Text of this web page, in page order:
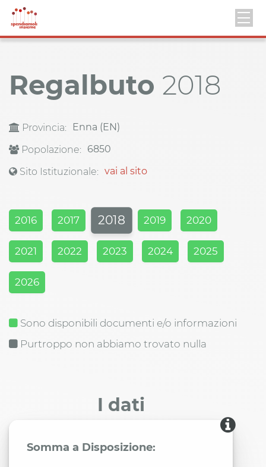
Regalbuto 2018
Provincia:
Enna (EN)
Popolazione:
6850
Sito Istituzionale: vai al sito
2016 2017 2018 2019 2020
2021 2022 2023 2024 2025
2026
Sono disponibili documenti e/o informazioni
Purtroppo non abbiamo trovato nulla
I dati
Somma a Disposizione: